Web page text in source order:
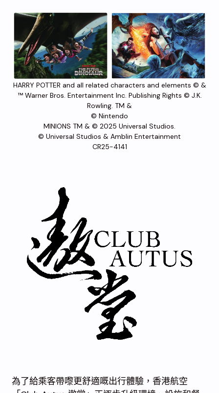
HARRY POTTER and all related characters and elements © &
™ Warner Bros. Entertainment Inc. Publishing Rights © J.K.
Rowling. TM &
© Nintendo
MINIONS TM & © 2025 Universal Studios.
© Universal Studios & Amblin Entertainment
CR25-4141
為了給乘客帶嚟更舒適嘅出行體驗，香港航空